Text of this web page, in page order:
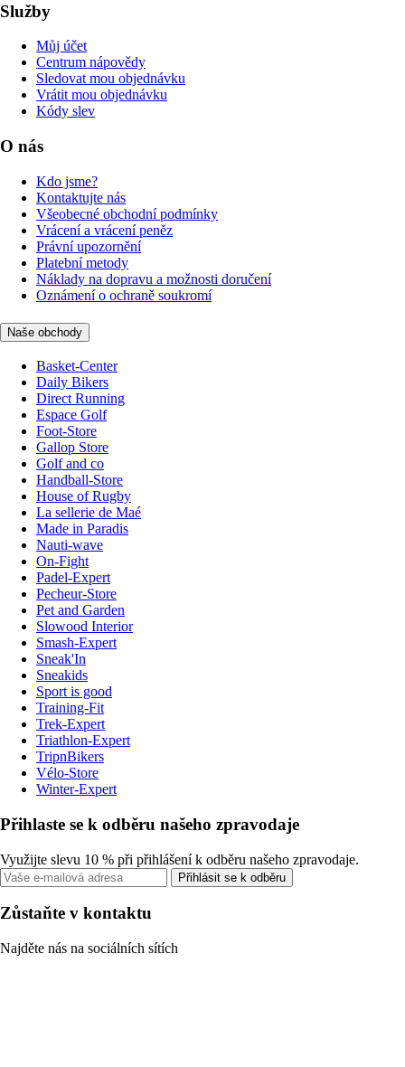
Služby
Můj účet
Centrum nápovědy
Sledovat mou objednávku
Vrátit mou objednávku
Kódy slev
O nás
Kdo jsme?
Kontaktujte nás
Všeobecné obchodní podmínky
Vrácení a vrácení peněz
Právní upozornění
Platební metody
Náklady na dopravu a možnosti doručení
Oznámení o ochraně soukromí
Naše obchody
Basket-Center
Daily Bikers
Direct Running
Espace Golf
Foot-Store
Gallop Store
Golf and co
Handball-Store
House of Rugby
La sellerie de Maé
Made in Paradis
Nauti-wave
On-Fight
Padel-Expert
Pecheur-Store
Pet and Garden
Slowood Interior
Smash-Expert
Sneak'In
Sneakids
Sport is good
Training-Fit
Trek-Expert
Triathlon-Expert
TripnBikers
Vélo-Store
Winter-Expert
Přihlaste se k odběru našeho zpravodaje
Využijte slevu 10 % při přihlášení k odběru našeho zpravodaje.
Přihlásit se k odběru
Zůstaňte v kontaktu
Najděte nás na sociálních sítích